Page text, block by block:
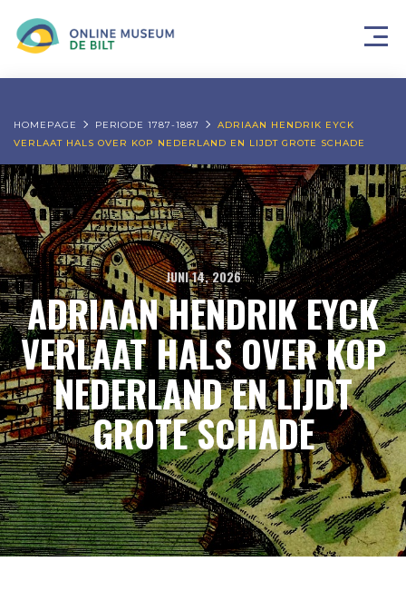
HOMEPAGE PERIODE 1787-1887
ADRIAAN HENDRIK EYCK
VERLAAT HALS OVER KOP NEDERLAND EN LIJDT GROTE SCHADE
JUNI 14, 2026
ADRIAAN HENDRIK EYCK
VERLAAT HALS OVER KOP
NEDERLAND EN LIJDT
GROTE SCHADE